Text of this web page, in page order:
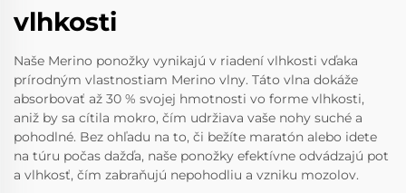
vlhkosti
Naše Merino ponožky vynikajú v riadení vlhkosti vďaka
prírodným vlastnostiam Merino vlny. Táto vlna dokáže
absorbovať až 30 % svojej hmotnosti vo forme vlhkosti,
aniž by sa cítila mokro, čím udržiava vaše nohy suché a
pohodlné. Bez ohľadu na to, či bežíte maratón alebo idete
na túru počas dažďa, naše ponožky efektívne odvádzajú pot
a vlhkosť, čím zabraňujú nepohodliu a vzniku mozolov.